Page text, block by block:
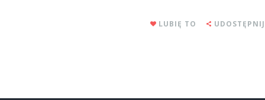
LUBIĘ TO UDOSTĘPNIJ